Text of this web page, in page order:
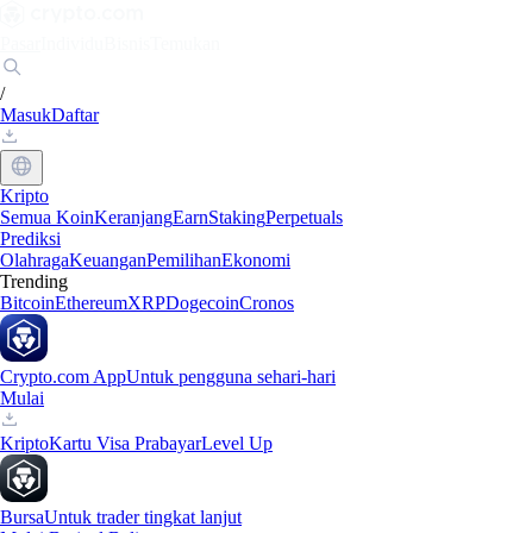
/
MasukDaftar
Kripto
Semua KoinKeranjangEarnStakingPerpetuals
Prediksi
OlahragaKeuanganPemilihanEkonomi
Trending
BitcoinEthereumXRPDogecoinCronos
Crypto.com AppUntuk pengguna sehari-hari
Mulai
KriptoKartu Visa PrabayarLevel Up
BursaUntuk trader tingkat lanjut